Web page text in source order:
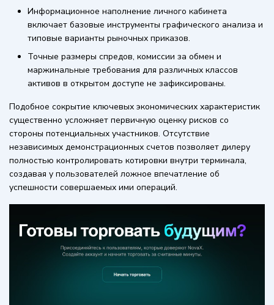
Информационное наполнение личного кабинета
включает базовые инструменты графического анализа и
типовые варианты рыночных приказов.
Точные размеры спредов, комиссии за обмен и
маржинальные требования для различных классов
активов в открытом доступе не зафиксированы.
Подобное сокрытие ключевых экономических характеристик
существенно усложняет первичную оценку рисков со
стороны потенциальных участников. Отсутствие
независимых демонстрационных счетов позволяет дилеру
полностью контролировать котировки внутри терминала,
создавая у пользователей ложное впечатление об
успешности совершаемых ими операций.